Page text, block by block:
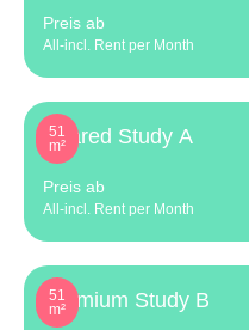
Preis ab
All-incl. Rent per Month
51
m²
Shared Study A
Preis ab
All-incl. Rent per Month
51
m²
Premium Study B